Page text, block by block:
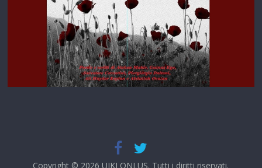
Copyright © 2026 UIKI ONLUS. Tutti i diritti riservati.